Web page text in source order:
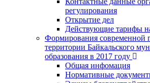
регулирования
Открытие дел
Действующие тарифы
Формирования современной
территории Байкальского
образования в 2017 году
Общая инфомация
Нормативные